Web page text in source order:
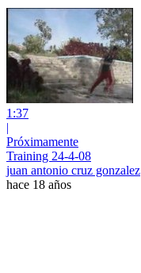
1:37
|
Próximamente
Training 24-4-08
juan antonio cruz gonzalez
hace 18 años